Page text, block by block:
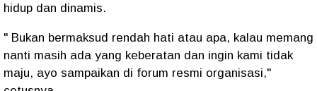
hidup dan dinamis.
" Bukan bermaksud rendah hati atau apa, kalau memang
nanti masih ada yang keberatan dan ingin kami tidak
maju, ayo sampaikan di forum resmi organisasi,"